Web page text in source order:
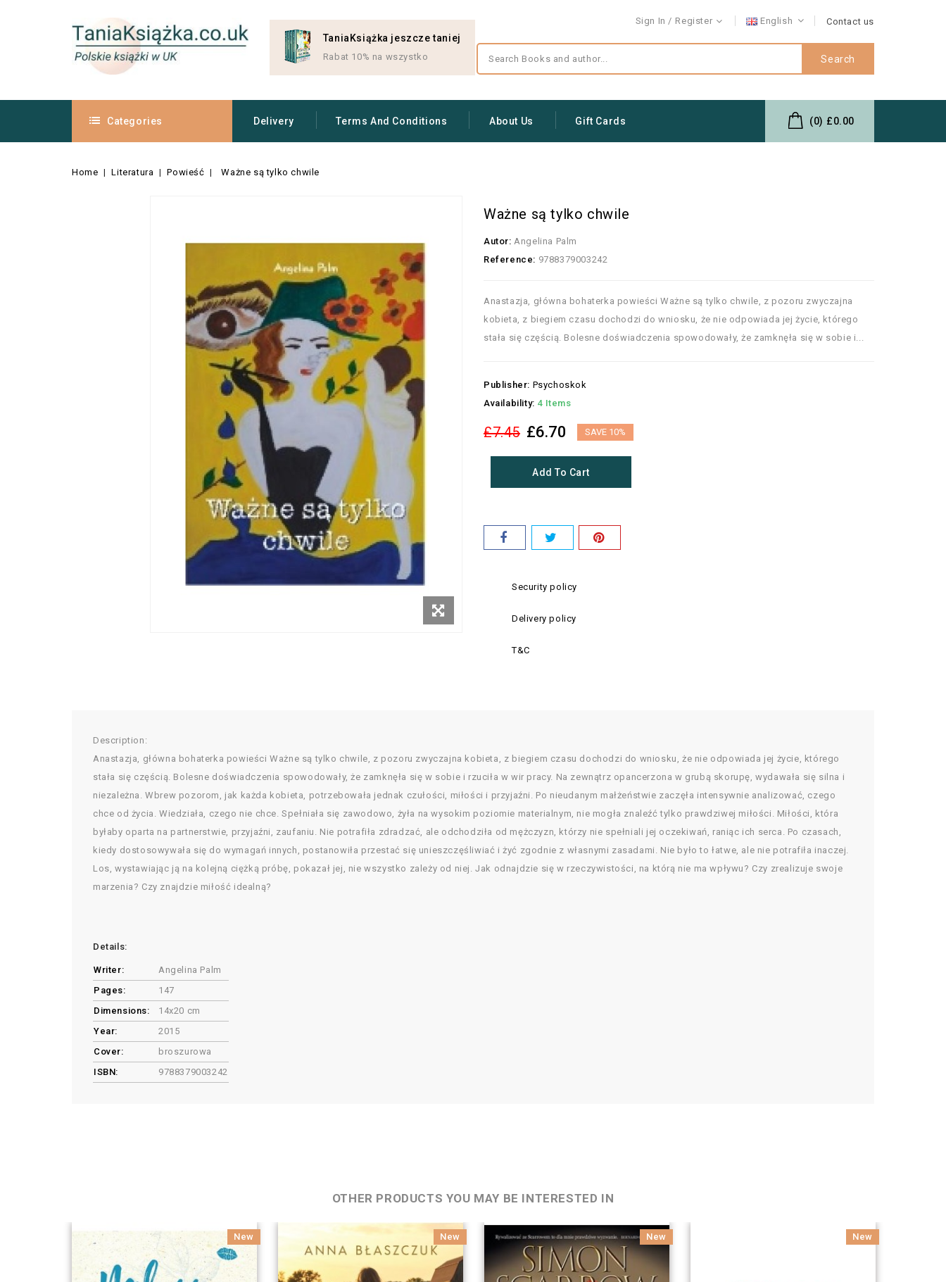
Sign In Register English Contact us
TaniaKsiążka jeszcze taniej
Rabat 10% na wszystko Search
Categories Delivery Terms And Conditions About Us Gift Cards (0) £0.00
Home Literatura Powieść Ważne są tylko chwile
Ważne są tylko chwile
Autor: Angelina Palm
Reference: 9788379003242
Anastazja, główna bohaterka powieści Ważne są tylko chwile, z pozoru zwyczajna
kobieta, z biegiem czasu dochodzi do wniosku, że nie odpowiada jej życie, którego
stała się częścią. Bolesne doświadczenia spowodowały, że zamknęła się w sobie i...
Publisher: Psychoskok
Availability: 4 Items
£7.45 £6.70 SAVE 10%
Add To Cart
Security policy
Delivery policy
T&C
Description:
Anastazja, główna bohaterka powieści Ważne są tylko chwile, z pozoru zwyczajna kobieta, z biegiem czasu dochodzi do wniosku, że nie odpowiada jej życie, którego
stała się częścią. Bolesne doświadczenia spowodowały, że zamknęła się w sobie i rzuciła w wir pracy. Na zewnątrz opancerzona w grubą skorupę, wydawała się silna i
niezależna. Wbrew pozorom, jak każda kobieta, potrzebowała jednak czułości, miłości i przyjaźni. Po nieudanym małżeństwie zaczęła intensywnie analizować, czego
chce od życia. Wiedziała, czego nie chce. Spełniała się zawodowo, żyła na wysokim poziomie materialnym, nie mogła znaleźć tylko prawdziwej miłości. Miłości, która
byłaby oparta na partnerstwie, przyjaźni, zaufaniu. Nie potrafiła zdradzać, ale odchodziła od mężczyzn, którzy nie spełniali jej oczekiwań, raniąc ich serca. Po czasach,
kiedy dostosowywała się do wymagań innych, postanowiła przestać się unieszczęśliwiać i żyć zgodnie z własnymi zasadami. Nie było to łatwe, ale nie potrafiła inaczej.
Los, wystawiając ją na kolejną ciężką próbę, pokazał jej, nie wszystko zależy od niej. Jak odnajdzie się w rzeczywistości, na którą nie ma wpływu? Czy zrealizuje swoje
marzenia? Czy znajdzie miłość idealną?
Details:
Writer:
Angelina Palm
Pages:
147
Dimensions:
14x20 cm
Year:
2015
Cover:
broszurowa
ISBN:
9788379003242
OTHER PRODUCTS YOU MAY BE INTERESTED IN
New New New New